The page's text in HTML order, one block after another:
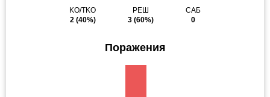
KO/TKO
2(40%)
РЕШ
3 (60%)
САБ
0
Поражения